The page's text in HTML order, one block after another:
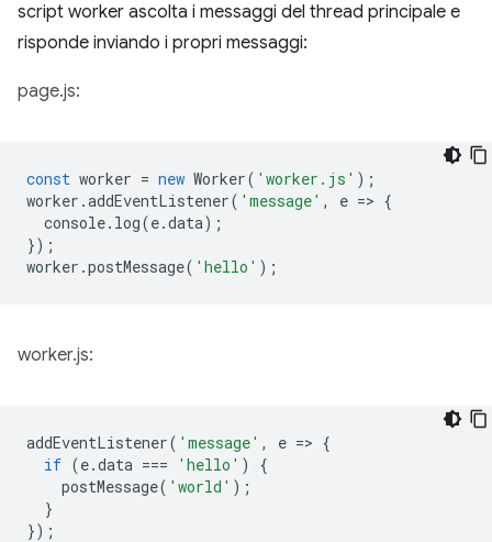
script worker ascolta i messaggi del thread principale e
risponde inviando i propri messaggi:
page.js:
const worker = new Worker( 'worker.js' );
worker .addEventListener( 'message' , e => {
console. log(e.data);
});
worker .postMessage( 'hello' );
worker.js:
addEventListener( 'message' , e => {
if (e.data === 'hello' )
{
postMessage( 'world' );
}
});